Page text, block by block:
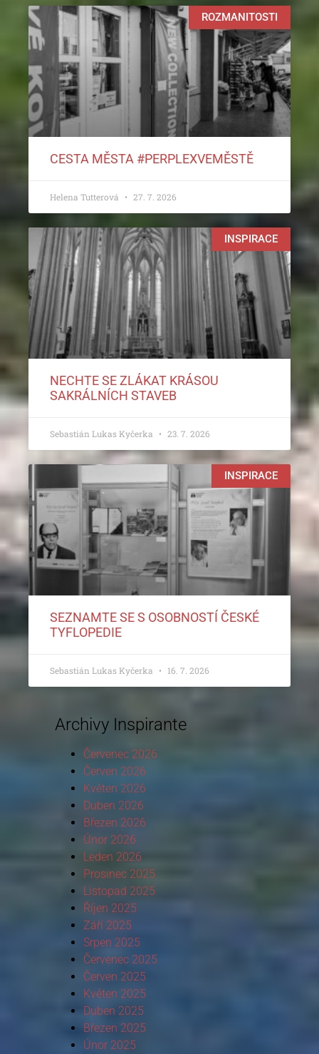
ROZMANITOSTI
CESTA MĚSTA #PERPLEXVEMĚSTĚ
Helena Tutterová 27. 7. 2026
INSPIRACE
NECHTE SE ZLÁKAT KRÁSOU
SAKRÁLNÍCH STAVEB
Sebastián Lukas Kyčerka 23. 7. 2026
INSPIRACE
SEZNAMTE SE S OSOBNOSTÍ ČESKÉ
TYFLOPEDIE
Sebastián Lukas Kyčerka 16. 7. 2026
Archivy Inspirante
Červenec 2026
Červen 2026
Květen 2026
Duben 2026
Březen 2026
Únor 2026
Leden 2026
Prosinec 2025
Listopad 2025
Říjen 2025
Září 2025
Srpen 2025
Červenec 2025
Červen 2025
Květen 2025
Duben 2025
Březen 2025
Únor 2025